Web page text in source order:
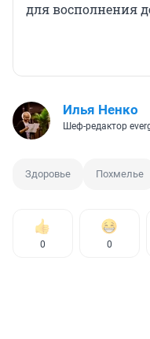
для восполнения
Илья Ненко
Шеф-редактор
Здоровье Похмелье
0 0